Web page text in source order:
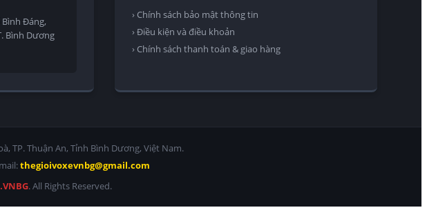
Đáng,
Bình Dương
› Chính sách bảo mật thông tin
› Điều kiện và điều khoản
› Chính sách thanh toán & giao hàng
TP. Thuận An, Tỉnh Bình Dương, Việt Nam.
thegioivoxevnbg@gmail.com
.VNBG. All Rights Reserved.